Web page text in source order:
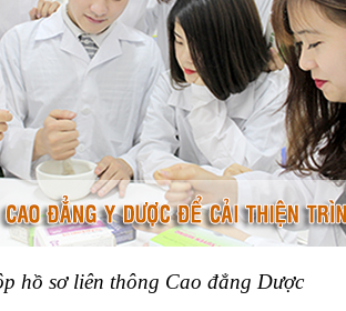
hồ sơ liên thông Cao đẳng Dược